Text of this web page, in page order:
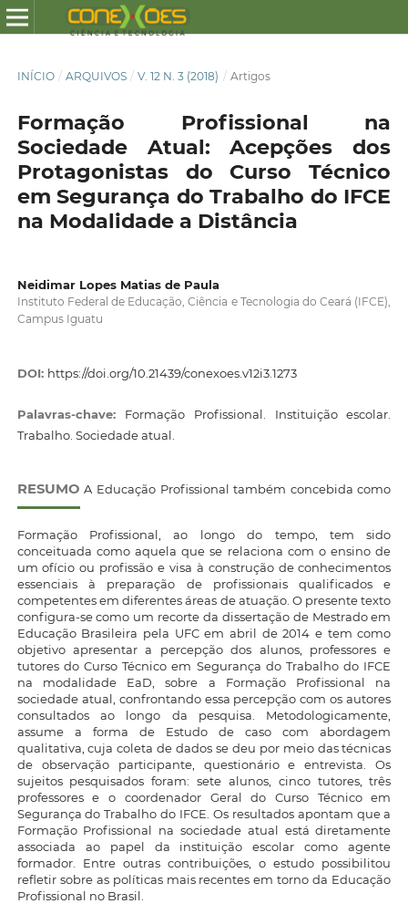
INÍCIO / ARQUIVOS / V. 12 N. 3 (2018) / Artigos
Formação Profissional na
Sociedade Atual: Acepções dos
Protagonistas do Curso Técnico
em Segurança do Trabalho do IFCE
na Modalidade a Distância
Neidimar Lopes Matias de Paula
Instituto Federal de Educação, Ciência e Tecnologia do Ceará (IFCE),
Campus Iguatu
DOI: https://doi.org/10.21439/conexoes.v12i3.1273
Palavras-chave: Formação Profissional. Instituição escolar.
Trabalho. Sociedade atual.
RESUMO A Educação Profissional também concebida como
Formação Profissional, ao longo do tempo, tem sido
conceituada como aquela que se relaciona com o ensino de
um ofício ou profissão e visa à construção de conhecimentos
essenciais à preparação de profissionais qualificados e
competentes em diferentes áreas de atuação. O presente texto
configura-se como um recorte da dissertação de Mestrado em
Educação Brasileira pela UFC em abril de 2014 e tem como
objetivo apresentar a percepção dos alunos, professores e
tutores do Curso Técnico em Segurança do Trabalho do IFCE
na modalidade EaD, sobre a Formação Profissional na
sociedade atual, confrontando essa percepção com os autores
consultados ao longo da pesquisa. Metodologicamente,
assume a forma de Estudo de caso com abordagem
qualitativa, cuja coleta de dados se deu por meio das técnicas
de observação participante, questionário e entrevista. Os
sujeitos pesquisados foram: sete alunos, cinco tutores, três
professores e o coordenador Geral do Curso Técnico em
Segurança do Trabalho do IFCE. Os resultados apontam que a
Formação Profissional na sociedade atual está diretamente
associada ao papel da instituição escolar como agente
formador. Entre outras contribuições, o estudo possibilitou
refletir sobre as políticas mais recentes em torno da Educação
Profissional no Brasil.